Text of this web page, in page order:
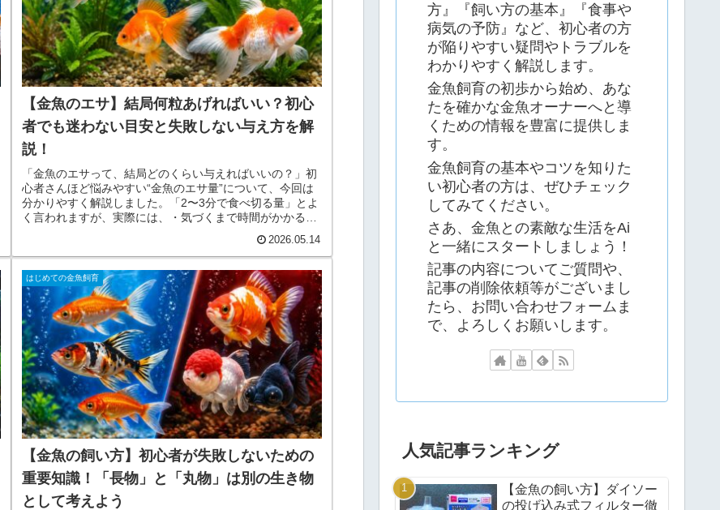
【金魚のエサ】結局何粒あげればいい？初心
者でも迷わない目安と失敗しない与え方を解
説！
「金魚のエサって、結局どのくらい与えればいいの？」初
心者さんほど悩みやすい“金魚のエサ量”について、今回は
分かりやすく解説しました。「2〜3分で食べ切る量」とよ
く言われますが、実際には、・気づくまで時間がかかる・
から探して食べるなど、初心者さんにはかなり分かりにく
いんですよね。そこで今回は、✅ 小型・中型・大型別のエ
サ量の目安✅ 多頭飼育時の水槽全体の粒数目安✅ 与えすぎ
の危険性✅ 季節ごとの注意点✅ 初心者が失敗しにくい与え
方などを詳しく解説しています。「少なすぎるかな？」く
らいが、実はちょうど良いことも多いです。これから金魚
飼育を始める方や、エサ量に悩んでいる方は、ぜひ参考に
してみてください！
2026.05.14
はじめての金魚飼育
【金魚の飼い方】初心者が失敗しないための
重要知識！「長物」と「丸物」は別の生き物
として考えよう
方』『飼い方の基本』『食事や
病気の予防』など、初心者の方
が陥りやすい疑問やトラブルを
わかりやすく解説します。
金魚飼育の初歩から始め、あな
たを確かな金魚オーナーへと導
くための情報を豊富に提供しま
す。
金魚飼育の基本やコツを知りた
い初心者の方は、ぜひチェック
してみてください。
さあ、金魚との素敵な生活をAi
と一緒にスタートしましょう！
記事の内容についてご質問や、
記事の削除依頼等がございまし
たら、お問い合わせフォームま
で、よろしくお願いします。
人気記事ランキング
【金魚の飼い方】ダイソー
の投げ込み式フィルター徹